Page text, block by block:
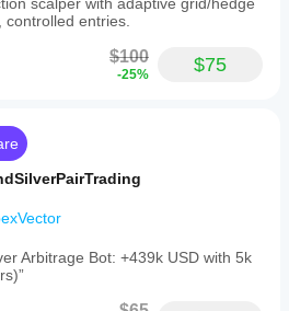
entries.
$100
-25% $75
Arbitrage Bot: +439k USD with 5k